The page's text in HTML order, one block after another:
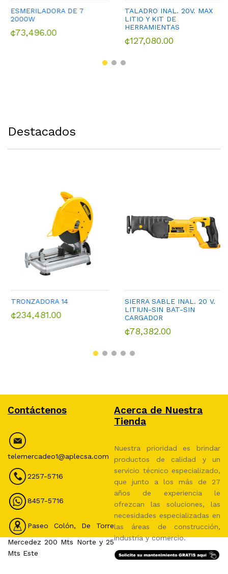
ESMERILADORA DE 7
2000W
¢73,496.00
TALADRO INAL. 20V. MAX
LITIO Y KIT DE
HERRAMIENTAS
¢127,080.00
Destacados
TRONZADORA 14
¢234,481.00
SIERRA SABLE INAL. 20 V.
LITIUN-SIN BAT-SIN
CARGADOR
¢78,382.00
Contáctenos
telemercadeo1@aplecsa.com
2257-5716
8457-5716
Paseo Colón, De Torre
Mercedez 200 Mts Norte y 25
Mts Este
Acerca de Nuestra
Tienda
Nuestra prioridad es brindar
productos de calidad y un
servicio técnico especializado,
que junto a los más de 27
años de experiencia le
ofrezcan las soluciones, las
necesidades especializadas en
las áreas de construcción,
industria y comercio.